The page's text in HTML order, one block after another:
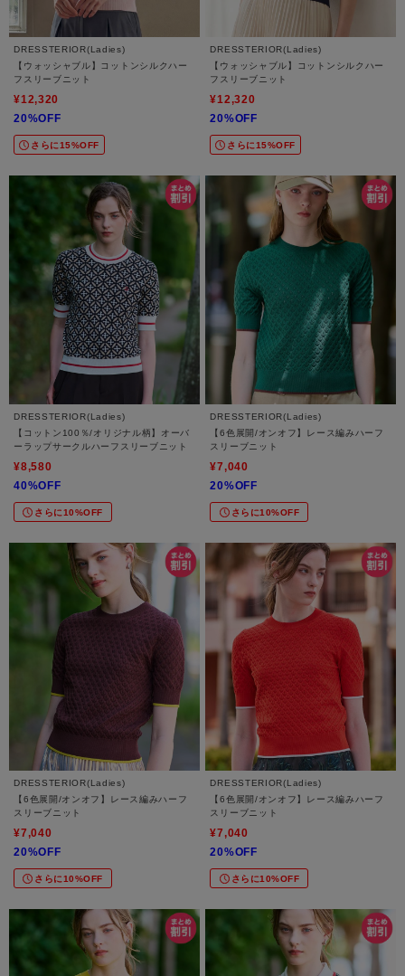
DRESSTERIOR(Ladies)
【ウォッシャブル】コットンシルクハー
フスリーブニット
¥12,320
20%OFF
さらに15%OFF
DRESSTERIOR(Ladies)
【ウォッシャブル】コットンシルクハー
フスリーブニット
¥12,320
20%OFF
さらに15%OFF
DRESSTERIOR(Ladies)
【コットン100％/オリジナル柄】オーバ
ーラップサークルハーフスリーブニット
¥8,580
40%OFF
さらに10%OFF
DRESSTERIOR(Ladies)
【6色展開/オンオフ】レース編みハーフ
スリーブニット
¥7,040
20%OFF
さらに10%OFF
DRESSTERIOR(Ladies)
【6色展開/オンオフ】レース編みハーフ
スリーブニット
¥7,040
20%OFF
さらに10%OFF
DRESSTERIOR(Ladies)
【6色展開/オンオフ】レース編みハーフ
スリーブニット
¥7,040
20%OFF
さらに10%OFF